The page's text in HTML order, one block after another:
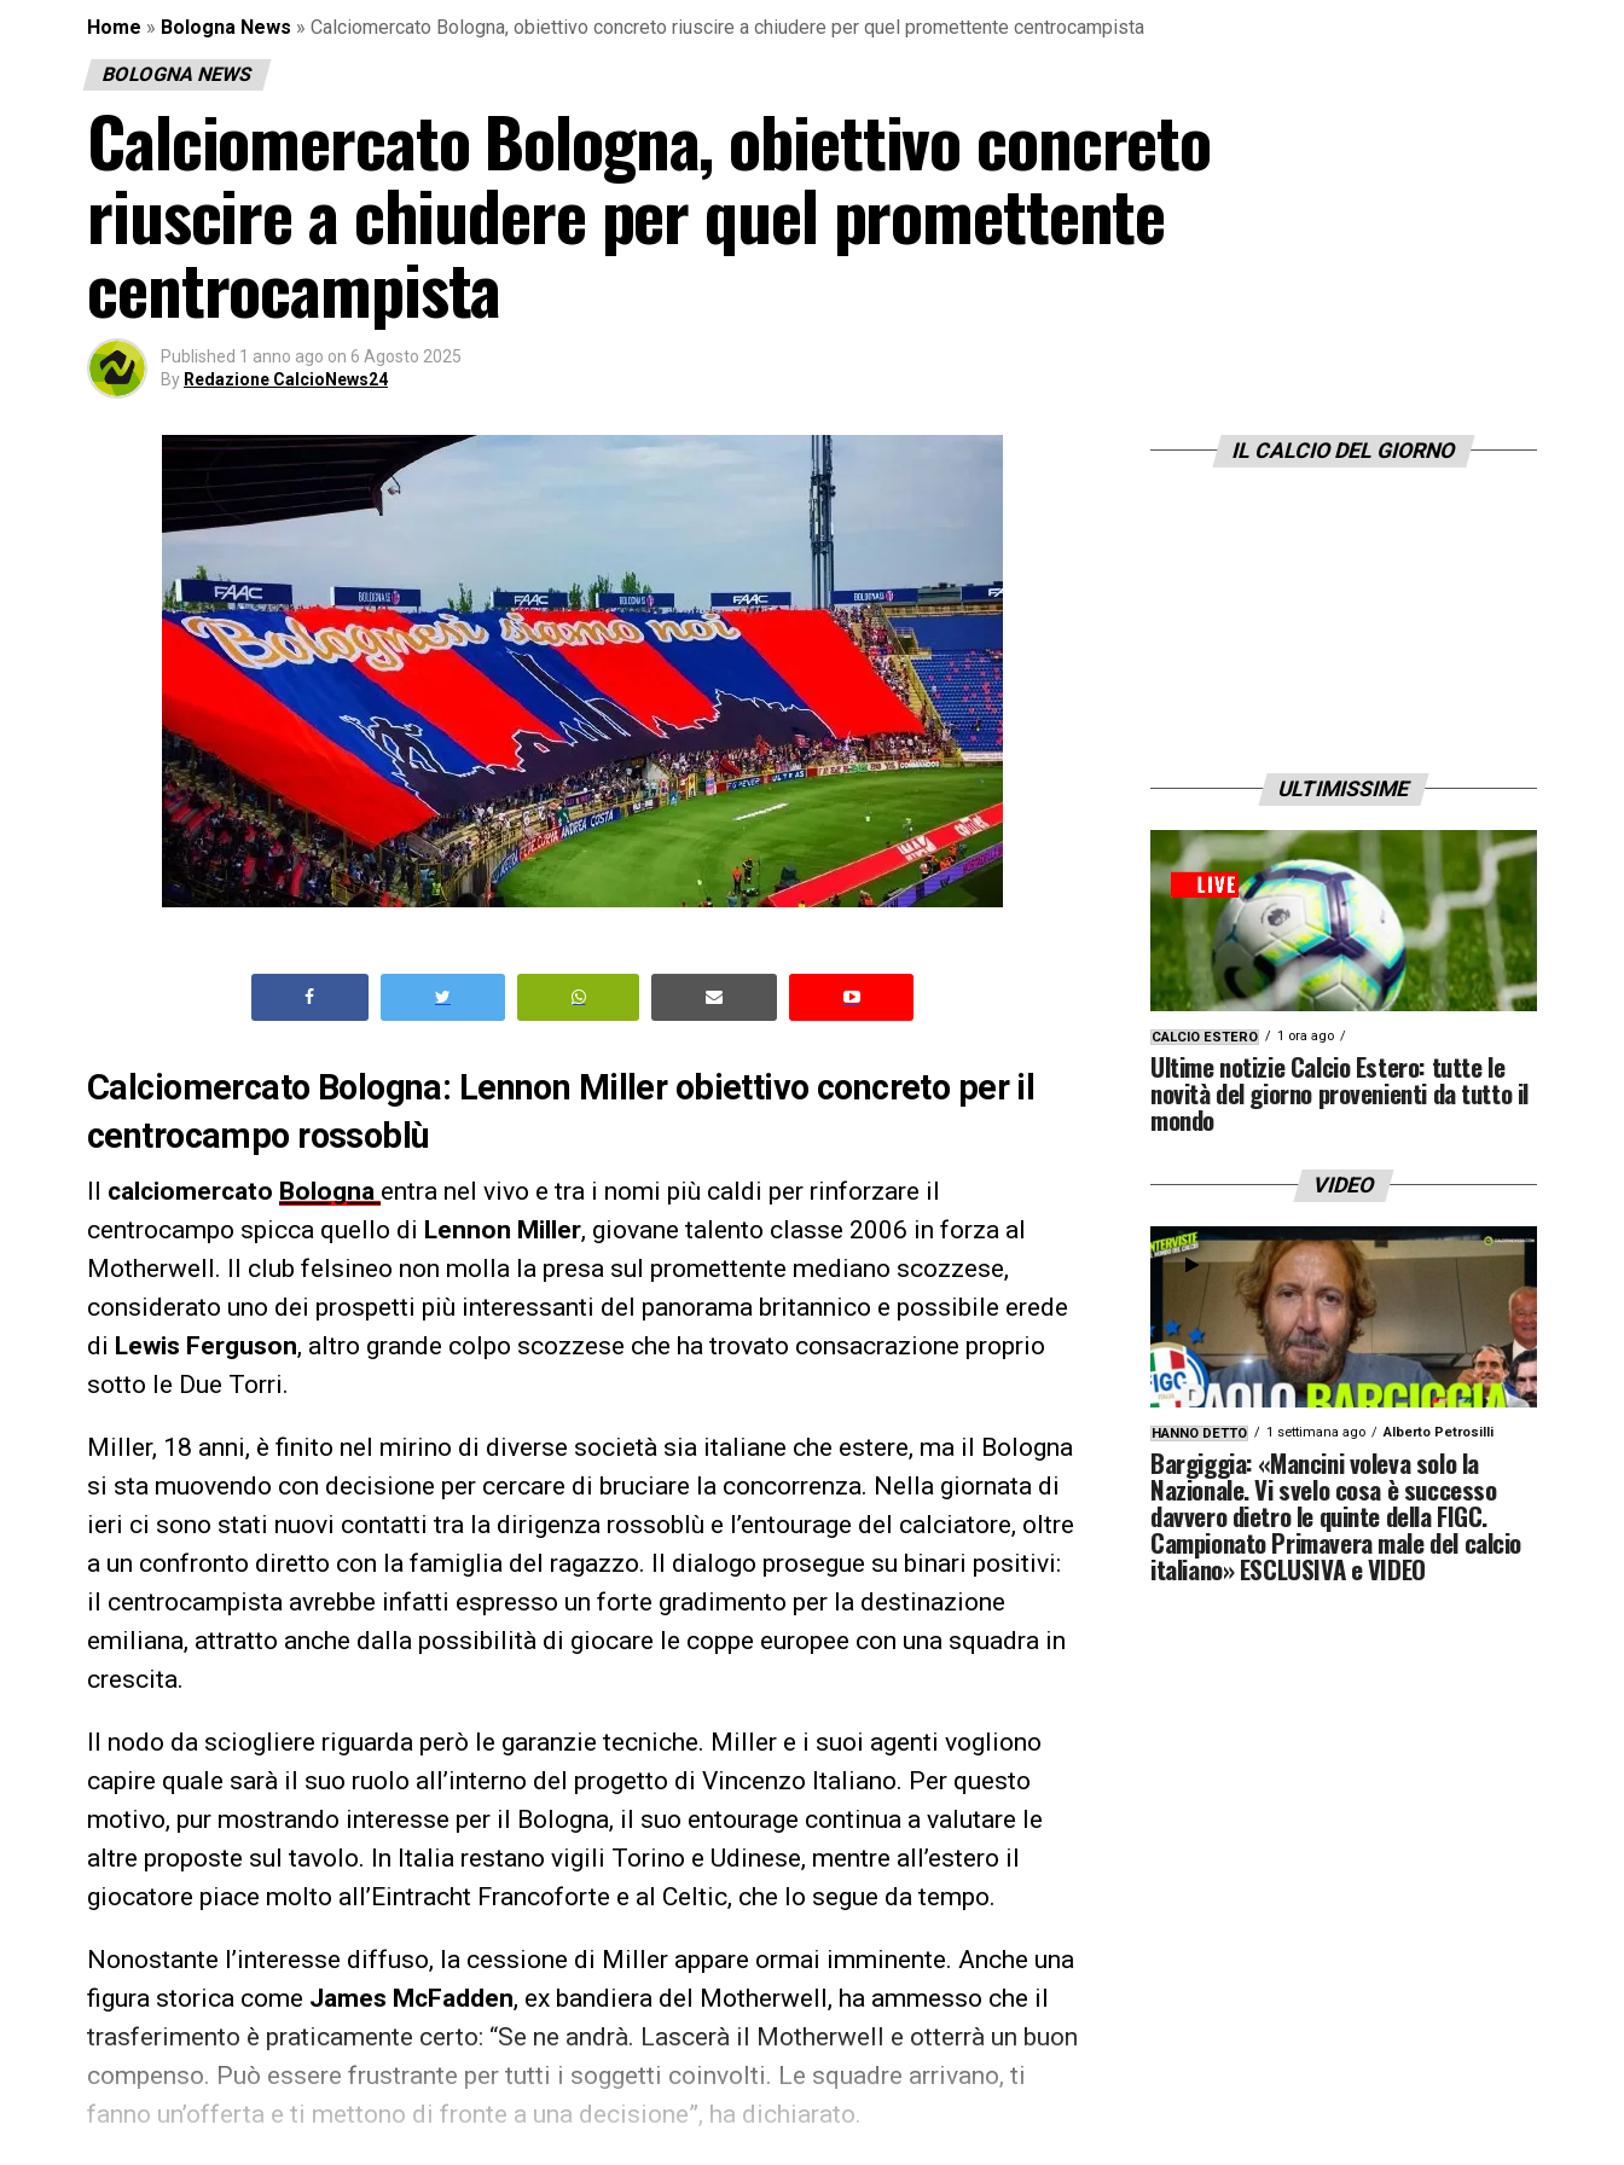
Home » Bologna News » Calciomercato Bologna, obiettivo concreto riuscire a chiudere per quel promettente centrocampista
BOLOGNA NEWS
Calciomercato Bologna, obiettivo concreto
riuscire a chiudere per quel promettente
centrocampista
Published 1 anno ago on 6 Agosto 2025
By Redazione CalcioNews24
Calciomercato Bologna: Lennon Miller obiettivo concreto per il
centrocampo rossoblù
Il calciomercato Bologna entra nel vivo e tra i nomi più caldi per rinforzare il
centrocampo spicca quello di Lennon Miller, giovane talento classe 2006 in forza al
Motherwell. Il club felsineo non molla la presa sul promettente mediano scozzese,
considerato uno dei prospetti più interessanti del panorama britannico e possibile erede
di Lewis Ferguson, altro grande colpo scozzese che ha trovato consacrazione proprio
sotto le Due Torri.
Miller, 18 anni, è finito nel mirino di diverse società sia italiane che estere, ma il Bologna
si sta muovendo con decisione per cercare di bruciare la concorrenza. Nella giornata di
ieri ci sono stati nuovi contatti tra la dirigenza rossoblù e l’entourage del calciatore, oltre
a un confronto diretto con la famiglia del ragazzo. Il dialogo prosegue su binari positivi:
il centrocampista avrebbe infatti espresso un forte gradimento per la destinazione
emiliana, attratto anche dalla possibilità di giocare le coppe europee con una squadra in
crescita.
Il nodo da sciogliere riguarda però le garanzie tecniche. Miller e i suoi agenti vogliono
capire quale sarà il suo ruolo all’interno del progetto di Vincenzo Italiano. Per questo
motivo, pur mostrando interesse per il Bologna, il suo entourage continua a valutare le
altre proposte sul tavolo. In Italia restano vigili Torino e Udinese, mentre all’estero il
giocatore piace molto all’Eintracht Francoforte e al Celtic, che lo segue da tempo.
Nonostante l’interesse diffuso, la cessione di Miller appare ormai imminente. Anche una
figura storica come James McFadden, ex bandiera del Motherwell, ha ammesso che il
trasferimento è praticamente certo: “Se ne andrà. Lascerà il Motherwell e otterrà un buon
compenso. Può essere frustrante per tutti i soggetti coinvolti. Le squadre arrivano, ti
fanno un’offerta e ti mettono di fronte a una decisione”, ha dichiarato.
IL CALCIO DEL GIORNO
ULTIMISSIME
CALCIO ESTERO 1 ora ago
Ultime notizie Calcio Estero: tutte le
novità del giorno provenienti da tutto il
mondo
VIDEO
HANNO DETTO 1 settimana ago Alberto Petrosilli
Bargiggia: «Mancini voleva solo la
Nazionale. Vi svelo cosa è successo
davvero dietro le quinte della FIGC.
Campionato Primavera male del calcio
italiano» ESCLUSIVA e VIDEO